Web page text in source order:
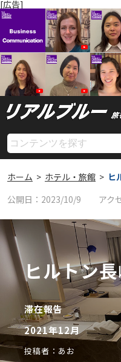
[広告]
ホーム > ホテル・旅館 > ヒ
公開日： 2023/10/9 アク
ヒルトン
滞在報告
2021年12月
投稿者：あお